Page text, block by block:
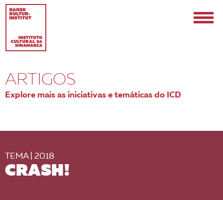
ARTIGOS
Explore mais as iniciativas e temáticas do ICD
TEMA | 2018
CRASH!